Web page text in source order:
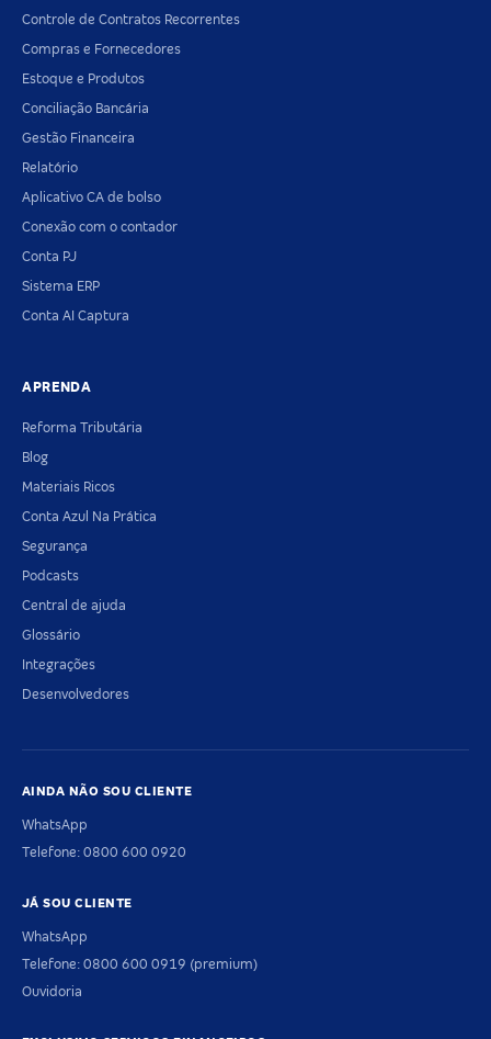
Controle de Contratos Recorrentes
Compras e Fornecedores
Estoque e Produtos
Conciliação Bancária
Gestão Financeira
Relatório
Aplicativo CA de bolso
Conexão com o contador
Conta PJ
Sistema ERP
Conta AI Captura
APRENDA
Reforma Tributária
Blog
Materiais Ricos
Conta Azul Na Prática
Segurança
Podcasts
Central de ajuda
Glossário
Integrações
Desenvolvedores
AINDA NÃO SOU CLIENTE
WhatsApp
Telefone: 0800 600 0920
JÁ SOU CLIENTE
WhatsApp
Telefone: 0800 600 0919 (premium)
Ouvidoria